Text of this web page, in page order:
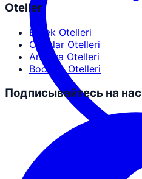
Oteller
Erdek Otelleri
Ocaklar Otelleri
Antalya Otelleri
Bodrum Otelleri
Подписывайтесь на нас